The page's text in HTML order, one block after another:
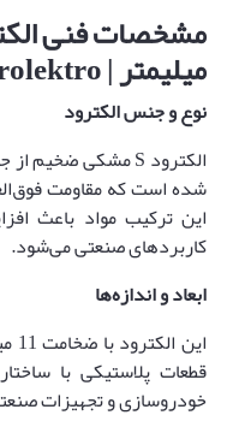
مشخصات فنی
میلیمتر| Prolektro
نوع و جنس الکترود
شده است که مقاومت
این ترکیب مواد باعث
کاربردهای صنعتی می‌شود.
ابعاد و اندازه‌ها
قطعات پلاستیکی با
خودروسازی و تجهیزات